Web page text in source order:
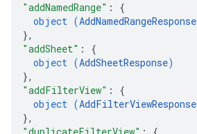
"addNamedRange" : {
object (AddNamedRangeResponse
},
"addSheet" : {
object (AddSheetResponse)
},
"addFilterView" : {
object (AddFilterViewResponse
},